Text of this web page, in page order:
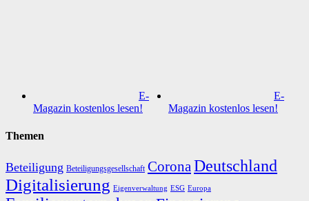
E-
Magazin kostenlos lesen!
E-
Magazin kostenlos lesen!
Themen
Beteiligung Beteiligungsgesellschaft Corona Deutschland
Digitalisierung Eigenverwaltung ESG Europa